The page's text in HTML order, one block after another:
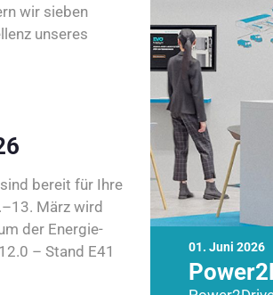
01. Juni 2026
wir sieben
unseres
bereit für Ihre
März wird
der Energie-
– Stand E41